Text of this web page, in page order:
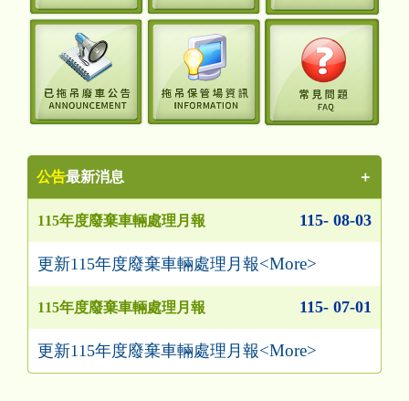
公告最新消息 ＋
115年度廢棄車輛處理月報 115- 08-03
更新115年度廢棄車輛處理月報<More>
115年度廢棄車輛處理月報 115- 07-01
更新115年度廢棄車輛處理月報<More>